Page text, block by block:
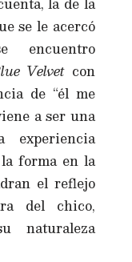
se le acercó
encuentro
Velvet con
de “él me
a ser una
experiencia
forma en la
el reflejo
del chico,
naturaleza